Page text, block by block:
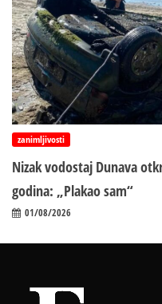
zanimljivosti
Nizak vodostaj Dunava
godina: „Plakao sam“
01/08/2026